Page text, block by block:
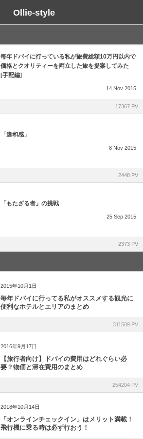
Ollie-style
毎年ドバイに行っている私が旅費総額10万円以内で
価格とクオリティーを両立した旅を提案してみた
[手配編]
14 Nov 2015
17367 PV
「違和感」
8 Nov 2015
2448 PV
「もたざる者」の挑戦
25 Sep 2015
2373 PV
2015年10月1日
毎年ドバイに行ってる私がオススメする観光に
便利なホテルとエリアのまとめ
311509 PV
2016年9月17日
【旅行者向け】ドバイの費用はどれぐらい必
要？物価と滞在費用のまとめ
254204 PV
2018年10月14日
「オンラインチェックイン」はメリット満載！
飛行機に乗る時は必ず行おう！